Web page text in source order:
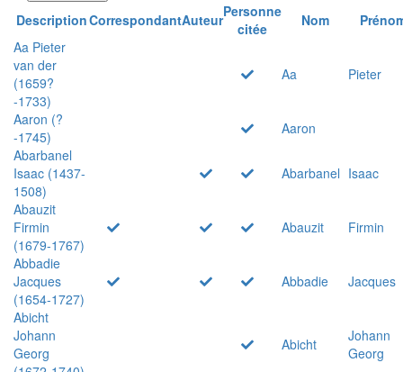
DescriptionCorrespondantAuteurPersonne
citée
Nom
Aa Pieter
van der
(1659?
-1733)
Aa Pieter
Aaron (?
-1745)
Aaron
Abarbanel
Isaac (1437-
1508)
Abarbanel Isaac
Abauzit
Firmin
(1679-1767)
Abauzit
Firmin
Abbadie
Jacques
(1654-1727)
Abbadie
Jacques
Abicht
Johann
Georg
Abicht
Johann
Georg